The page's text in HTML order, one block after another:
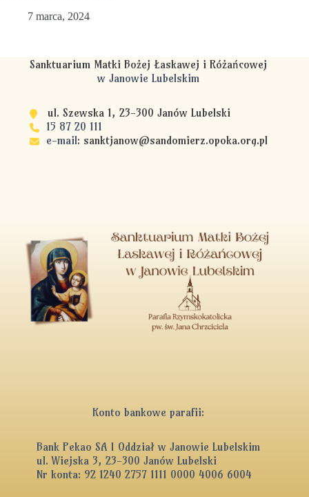
7 marca, 2024
Sanktuarium Matki Bożej Łaskawej i Różańcowej
w Janowie Lubelskim
ul. Szewska 1, 23-300 Janów Lubelski
15 87 20 111
e-mail: sanktjanow@sandomierz.opoka.org.pl
Konto bankowe parafii:
Bank Pekao SA I Oddział w Janowie Lubelskim
ul. Wiejska 3, 23-300 Janów Lubelski
Nr konta: 92 1240 2757 1111 0000 4006 6004